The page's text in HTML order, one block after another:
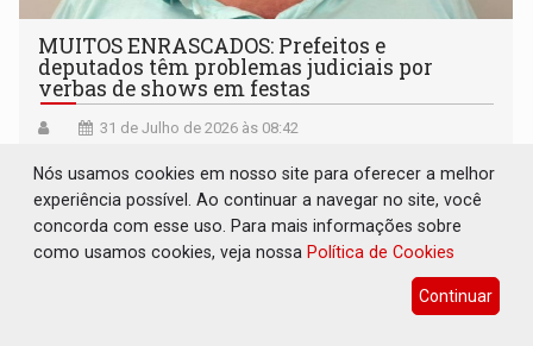
MUITOS ENRASCADOS: Prefeitos e
deputados têm problemas judiciais por
verbas de shows em festas
31 de Julho de 2026 às 08:42
Nós usamos cookies em nosso site para oferecer a melhor
experiência possível. Ao continuar a navegar no site, você
concorda com esse uso. Para mais informações sobre
como usamos cookies, veja nossa Política de Cookies
Continuar